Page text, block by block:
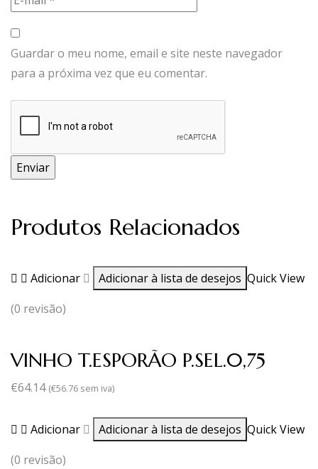
Guardar o meu nome, email e site neste navegador
para a próxima vez que eu comentar.
Produtos Relacionados
Adicionar Adicionar à lista de desejos Quick View
(0 revisão)
VINHO T.ESPORÃO P.SEL.0,75
€64.14 (€56.76 sem iva)
Adicionar Adicionar à lista de desejos Quick View
(0 revisão)